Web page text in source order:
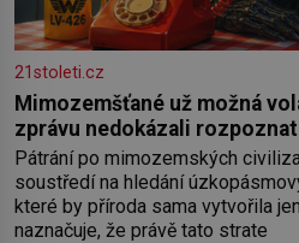
21stoleti.cz
Mimozemšťané už možná
zprávu nedokázali rozpoznat
Pátrání po mimozemských
soustředí na hledání
které by příroda sama vytvořila
naznačuje, že právě tato strate